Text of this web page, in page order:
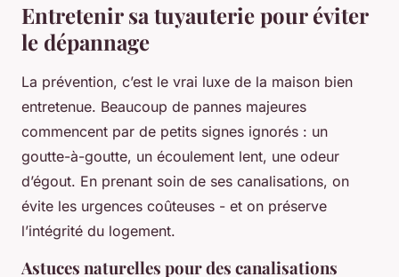
Entretenir sa tuyauterie pour éviter
le dépannage
La prévention, c’est le vrai luxe de la maison bien
entretenue. Beaucoup de pannes majeures
commencent par de petits signes ignorés : un
goutte-à-goutte, un écoulement lent, une odeur
d’égout. En prenant soin de ses canalisations, on
évite les urgences coûteuses - et on préserve
l’intégrité du logement.
Astuces naturelles pour des canalisations